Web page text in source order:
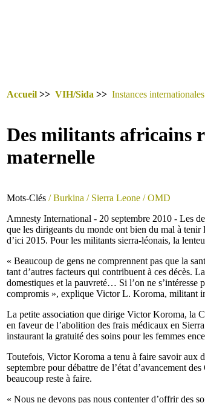
Accueil >> VIH/Sida >> Instances internationales
Des militants africains
maternelle
Mots-Clés / Burkina / Sierra Leone / OMD
Amnesty International - 20 septembre 2010 - Les
que les dirigeants du monde ont bien du mal à
d’ici 2015. Pour les militants sierra-léonais, la
« Beaucoup de gens ne comprennent pas que la
tant d’autres facteurs qui contribuent à ces décès.
domestiques et la pauvreté… Si l’on ne s’intéresse
compromis », explique Victor L. Koroma, militant
La petite association que dirige Victor Koroma, la
en faveur de l’abolition des frais médicaux en
instaurant la gratuité des soins pour les femmes
Toutefois, Victor Koroma a tenu à faire savoir aux
septembre pour débattre de l’état d’avancement
beaucoup reste à faire.
« Nous ne devons pas nous contenter d’offrir des